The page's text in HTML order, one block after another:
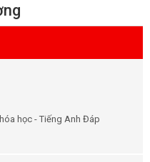
học - Tiếng Anh Đáp